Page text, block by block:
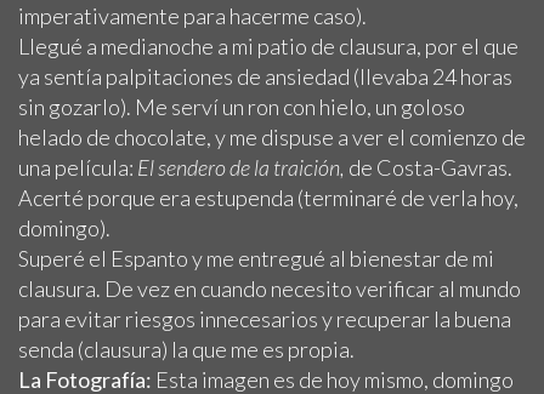
imperativamente para hacerme caso).
Llegué a medianoche a mi patio de clausura, por el que
ya sentía palpitaciones de ansiedad (llevaba 24 horas
sin gozarlo). Me serví un ron con hielo, un goloso
helado de chocolate, y me dispuse a ver el comienzo de
una película: El sendero de la traición, de Costa-Gavras.
Acerté porque era estupenda (terminaré de verla hoy,
domingo).
Superé el Espanto y me entregué al bienestar de mi
clausura. De vez en cuando necesito verificar al mundo
para evitar riesgos innecesarios y recuperar la buena
senda (clausura) la que me es propia.
La Fotografía: Esta imagen es de hoy mismo, domingo